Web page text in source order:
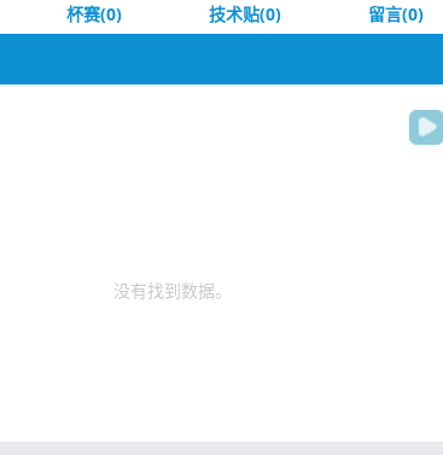
杯赛(0) 技术贴(0) 留言(0)
没有找到数据。